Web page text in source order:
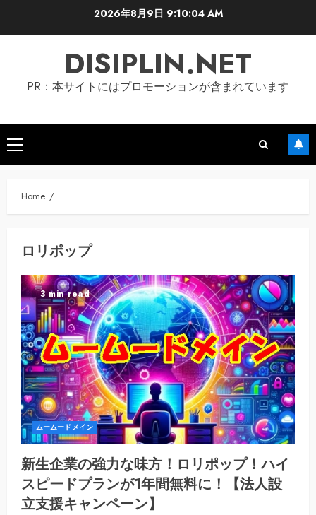
2026年8月9日 9:10:05 AM
DISIPLIN.NET
PR：本サイトにはプロモーションが含まれています
Primary
Menu
Home
ロリポップ
3 min read
ムームードメイン
新生企業の強力な味方！ロリポップ！ハイ
スピードプランが1年間無料に！【法人設
立支援キャンペーン】